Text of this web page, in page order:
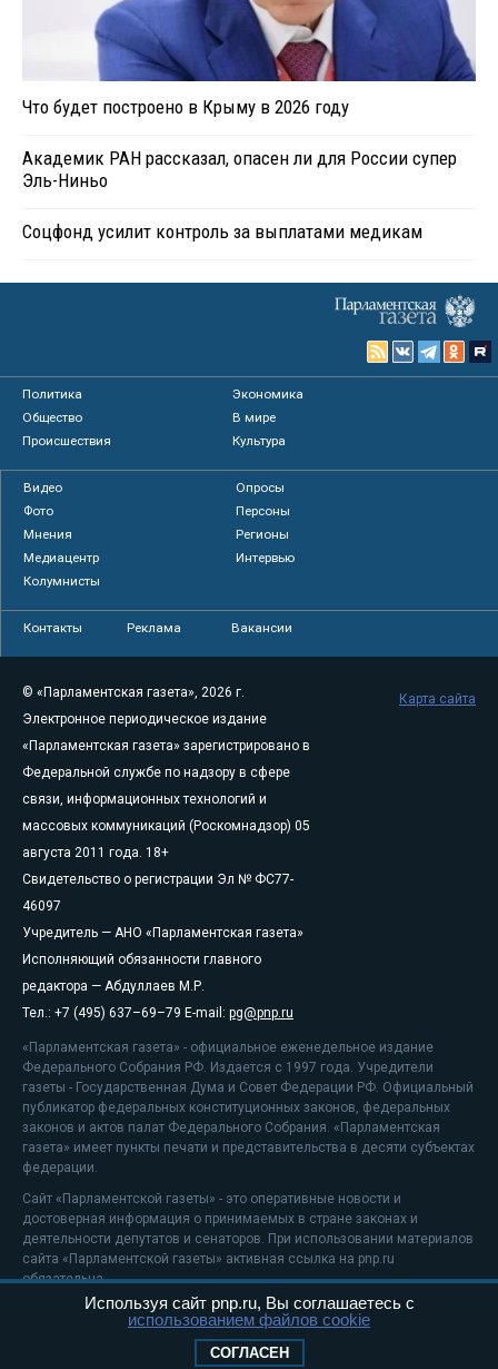
Что будет построено в Крыму в 2026 году
Академик РАН рассказал, опасен ли для России супер
Эль-Ниньо
Соцфонд усилит контроль за выплатами медикам
Политика
Экономика
Общество
В мире
Происшествия
Культура
Видео
Опросы
Фото
Персоны
Мнения
Регионы
Медиацентр
Интервью
Колумнисты
Контакты Реклама Вакансии
© «Парламентская газета», 2026 г.
Электронное периодическое издание
«Парламентская газета» зарегистрировано в
Федеральной службе по надзору в сфере
связи, информационных технологий и
массовых коммуникаций (Роскомнадзор) 05
августа 2011 года. 18+
Свидетельство о регистрации Эл № ФС77-
46097
Учредитель — АНО «Парламентская газета»
Исполняющий обязанности главного
редактора — Абдуллаев М.Р.
Тел.: +7 (495) 637–69–79 E-mail: pg@pnp.ru
«Парламентская газета» - официальное еженедельное издание
Федерального Собрания РФ. Издается с 1997 года. Учредители
газеты - Государственная Дума и Совет Федерации РФ. Официальный
публикатор федеральных конституционных законов, федеральных
законов и актов палат Федерального Собрания. «Парламентская
газета» имеет пункты печати и представительства в десяти субъектах
федерации.
Сайт «Парламентской газеты» - это оперативные новости и
достоверная информация о принимаемых в стране законах и
деятельности депутатов и сенаторов. При использовании материалов
сайта «Парламентской газеты» активная ссылка на pnp.ru
обязательна.
На информационном ресурсе применяютсярекомендательные
Положение о защите персональных данных
Карта сайта
Используя сайт pnp.ru, Вы соглашаетесь с
использованием файлов cookie
СОГЛАСЕН